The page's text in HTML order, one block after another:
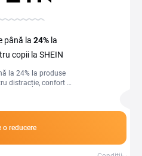
până la 24% la
copii la SHEIN
la 24% la produse
distracție, confort și
o reducere